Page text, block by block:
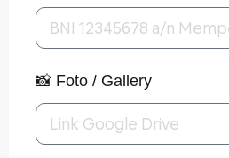
📸 Foto / Gallery